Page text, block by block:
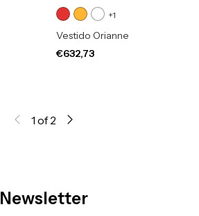
+1
Vestido Orianne
€632,73
1 of 2
Newsletter